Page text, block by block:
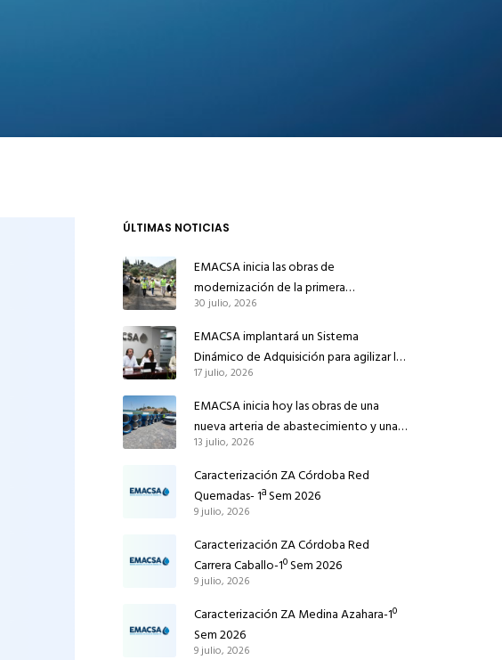
ÚLTIMAS NOTICIAS
EMACSA inicia las obras de
modernización de la primera
conducción de abastecimiento para
reforzar el suministro de agua de
Córdoba
30 julio, 2026
EMACSA implantará un Sistema
Dinámico de Adquisición para agilizar la
contratación de obras en sus redes e
instalaciones
17 julio, 2026
EMACSA inicia hoy las obras de una
nueva arteria de abastecimiento y una
red de agua no potable en Ingeniero
Ruiz de Azúa
13 julio, 2026
Caracterización ZA Córdoba Red
Quemadas- 1ª Sem 2026
9 julio, 2026
Caracterización ZA Córdoba Red
Carrera Caballo-1º Sem 2026
9 julio, 2026
Caracterización ZA Medina Azahara-1º
Sem 2026
9 julio, 2026